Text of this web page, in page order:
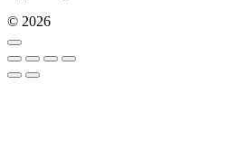
© 2026